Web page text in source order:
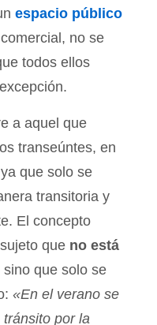
espacio público
no se
todos ellos
a aquel que
transeúntes, en
que solo se
transitoria y
El concepto
que no está
sino que solo se
«En el verano se
por la